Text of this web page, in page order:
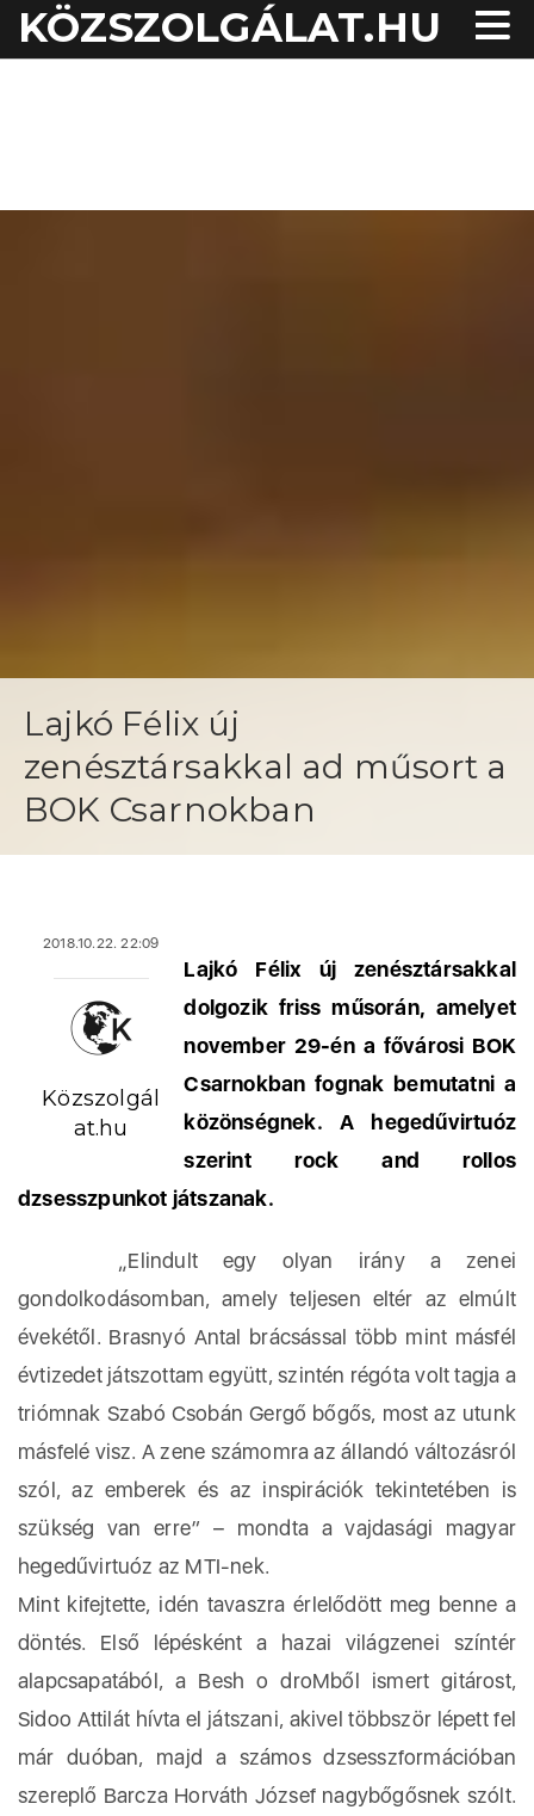
KÖZSZOLGÁLAT.HU
Lajkó Félix új
zenésztársakkal ad műsort a
BOK Csarnokban
2018.10.22. 22:09
Közszolgál
at.hu
Lajkó Félix új zenésztársakkal
dolgozik friss műsorán, amelyet
november 29-én a fővárosi BOK
Csarnokban fognak bemutatni a
közönségnek. A hegedűvirtuóz
szerint rock and rollos
dzsesszpunkot játszanak.
„Elindult egy olyan irány a zenei
gondolkodásomban, amely teljesen eltér az elmúlt
évekétől. Brasnyó Antal brácsással több mint másfél
évtizedet játszottam együtt, szintén régóta volt tagja a
triómnak Szabó Csobán Gergő bőgős, most az utunk
másfelé visz. A zene számomra az állandó változásról
szól, az emberek és az inspirációk tekintetében is
szükség van erre” – mondta a vajdasági magyar
hegedűvirtuóz az MTI-nek.
Mint kifejtette, idén tavaszra érlelődött meg benne a
döntés. Első lépésként a hazai világzenei színtér
alapcsapatából, a Besh o droMből ismert gitárost,
Sidoo Attilát hívta el játszani, akivel többször lépett fel
már duóban, majd a számos dzsesszformációban
szereplő Barcza Horváth József nagybőgősnek szólt.